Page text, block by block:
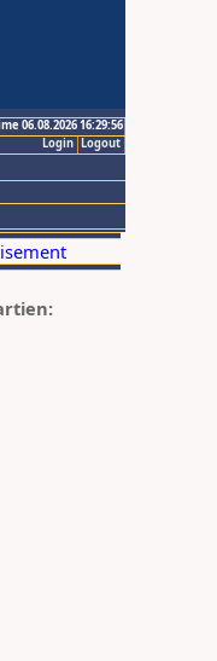
06.08.2026 16:29:56
Logout
Login